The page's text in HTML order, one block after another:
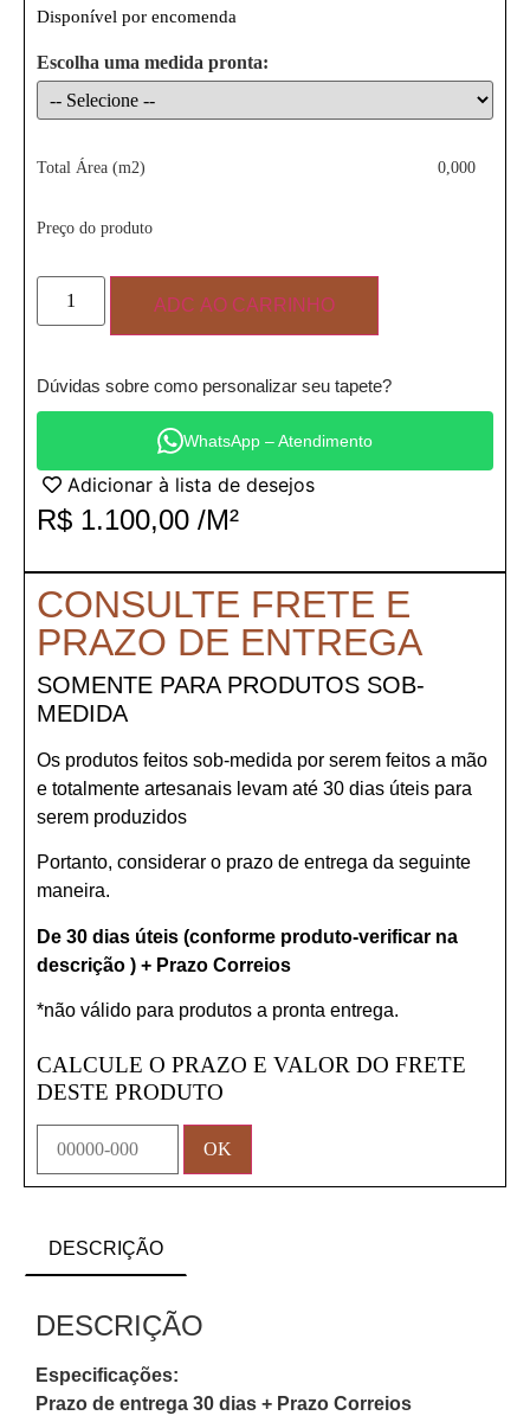
Disponível por encomenda
Escolha uma medida pronta:
Total Área (m2) 0,000
Preço do produto
ADC AO CARRINHO
Dúvidas sobre como personalizar seu tapete?
WhatsApp – Atendimento
Adicionar à lista de desejos
R$ 1.100,00 /M²
CONSULTE FRETE E
PRAZO DE ENTREGA
SOMENTE PARA PRODUTOS SOB-
MEDIDA
Os produtos feitos sob-medida por serem feitos a mão
e totalmente artesanais levam até 30 dias úteis para
serem produzidos
Portanto, considerar o prazo de entrega da seguinte
maneira.
De 30 dias úteis (conforme produto-verificar na
descrição ) + Prazo Correios
*não válido para produtos a pronta entrega.
CALCULE O PRAZO E VALOR DO FRETE
DESTE PRODUTO
DESCRIÇÃO
DESCRIÇÃO
Especificações:
Prazo de entrega 30 dias + Prazo Correios